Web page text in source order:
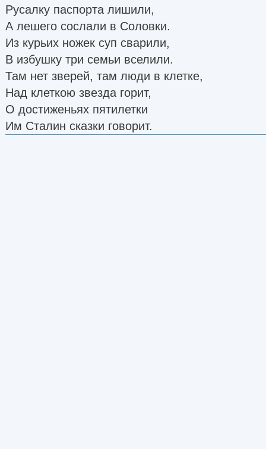
Русалку паспорта лишили,
А лешего сослали в Соловки.
Из курьих ножек суп сварили,
В избушку три семьи вселили.
Там нет зверей, там люди в клетке,
Над клеткою звезда горит,
О достиженьях пятилетки
Им Сталин сказки говорит.